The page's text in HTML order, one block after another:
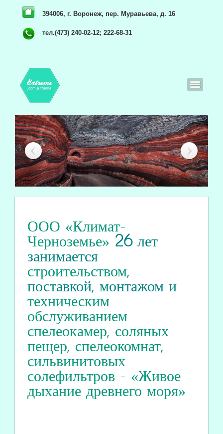
394006, г. Воронеж, пер. Муравьева, д. 16
тел.(473) 240-02-12; 222-68-31
ООО «Климат-
Черноземье» 26лет
занимается
строительством,
поставкой, монтажом и
техническим
обслуживанием
спелеокамер, соляных
пещер, спелеокомнат,
сильвинитовых
солефильтров - «Живое
дыхание древнего моря»